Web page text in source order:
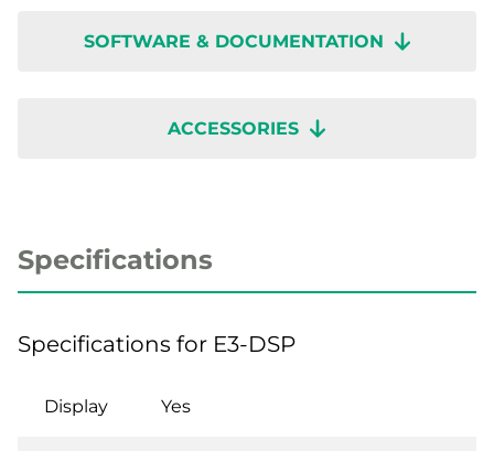
SOFTWARE & DOCUMENTATION
ACCESSORIES
Specifications
Specifications for E3-DSP
Display Yes